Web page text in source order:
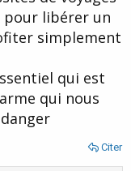
pour libérer un
simplement
qui est
qui nous
Citer